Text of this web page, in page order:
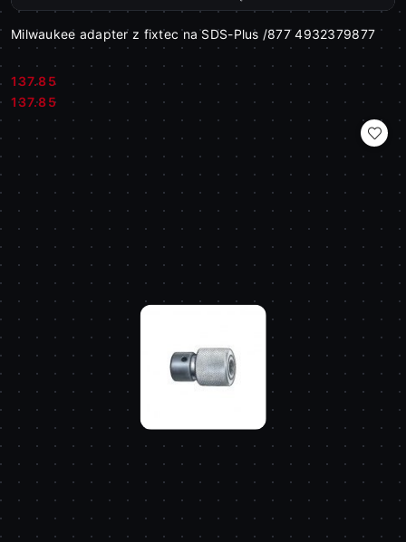
Milwaukee adapter z fixtec na SDS-Plus /877 4932379877
Cena:
137.85
Cena:
137.85